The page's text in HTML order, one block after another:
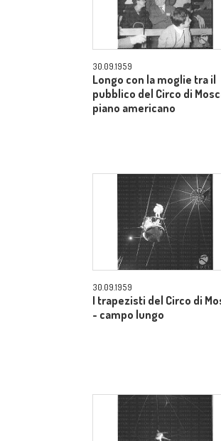
30.09.1959
Longo con la moglie tra il
pubblico del Circo di
piano americano
30.09.1959
I trapezisti del Circo di
- campo lungo